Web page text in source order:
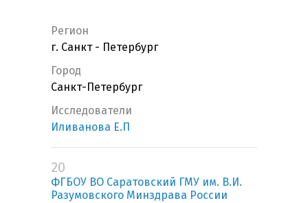
Регион
г. Санкт - Петербург
Город
Санкт-Петербург
Исследователи
Иливанова Е.П
20
ФГБОУ ВО Саратовский ГМУ им. В.И.
Разумовского Минздрава России